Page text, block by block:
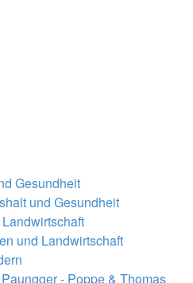
Gesundheit
und Gesundheit
und Landwirtschaft
- Poppe & Thomas